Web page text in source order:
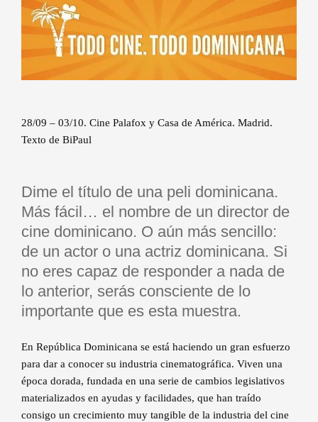
28/09 – 03/10. Cine Palafox y Casa de América. Madrid.
Texto de BiPaul
Dime el título de una peli dominicana.
Más fácil… el nombre de un director de
cine dominicano. O aún más sencillo:
de un actor o una actriz dominicana. Si
no eres capaz de responder a nada de
lo anterior, serás consciente de lo
importante que es esta muestra.
En República Dominicana se está haciendo un gran esfuerzo
para dar a conocer su industria cinematográfica. Viven una
época dorada, fundada en una serie de cambios legislativos
materializados en ayudas y facilidades, que han traído
consigo un crecimiento muy tangible de la industria del cine